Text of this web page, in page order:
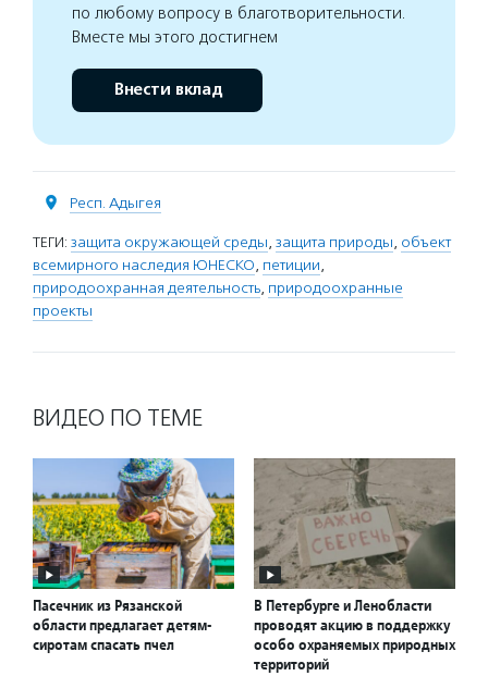
по любому вопросу в благотворительности.
Вместе мы этого достигнем
Внести вклад
Респ. Адыгея
ТЕГИ: защита окружающей среды, защита природы, объект
всемирного наследия ЮНЕСКО, петиции,
природоохранная деятельность, природоохранные
проекты
ВИДЕО ПО ТЕМЕ
Пасечник из Рязанской
области предлагает детям-
сиротам спасать пчел
В Петербурге и Ленобласти
проводят акцию в поддержку
особо охраняемых природных
территорий